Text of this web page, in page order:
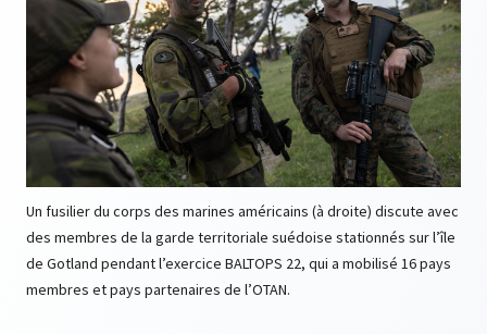
Un fusilier du corps des marines américains (à droite) discute avec
des membres de la garde territoriale suédoise stationnés sur l’île
de Gotland pendant l’exercice BALTOPS 22, qui a mobilisé 16 pays
membres et pays partenaires de l’OTAN.